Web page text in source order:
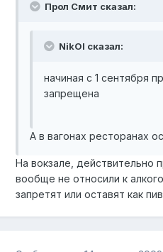
Прол Смит сказал:
NikOl сказал:
начиная с 1 сентября
запрещена
А в вагонах ресторанах
На вокзале, действительно
вообще не относили к
запретят или оставят как